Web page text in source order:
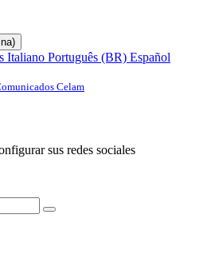
Italiano Português (BR) Español
Celam
sus redes sociales